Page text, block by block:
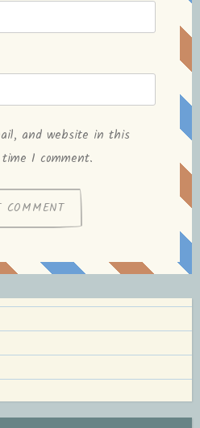
and website in this
I comment.